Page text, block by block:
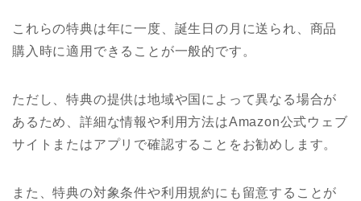
これらの特典は年に一度、誕生日の月に送られ、商品
購入時に適用できることが一般的です。
ただし、特典の提供は地域や国によって異なる場合が
あるため、詳細な情報や利用方法はAmazon公式ウェブ
サイトまたはアプリで確認することをお勧めします。
また、特典の対象条件や利用規約にも留意することが